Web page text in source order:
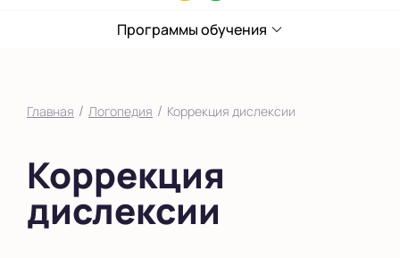
ЖК Прокшино
Филевский парк
в Южном Бутово
во Внуково
55
Программы обучения
Главная / Логопедия / Коррекция дислексии
Коррекция
дислексии